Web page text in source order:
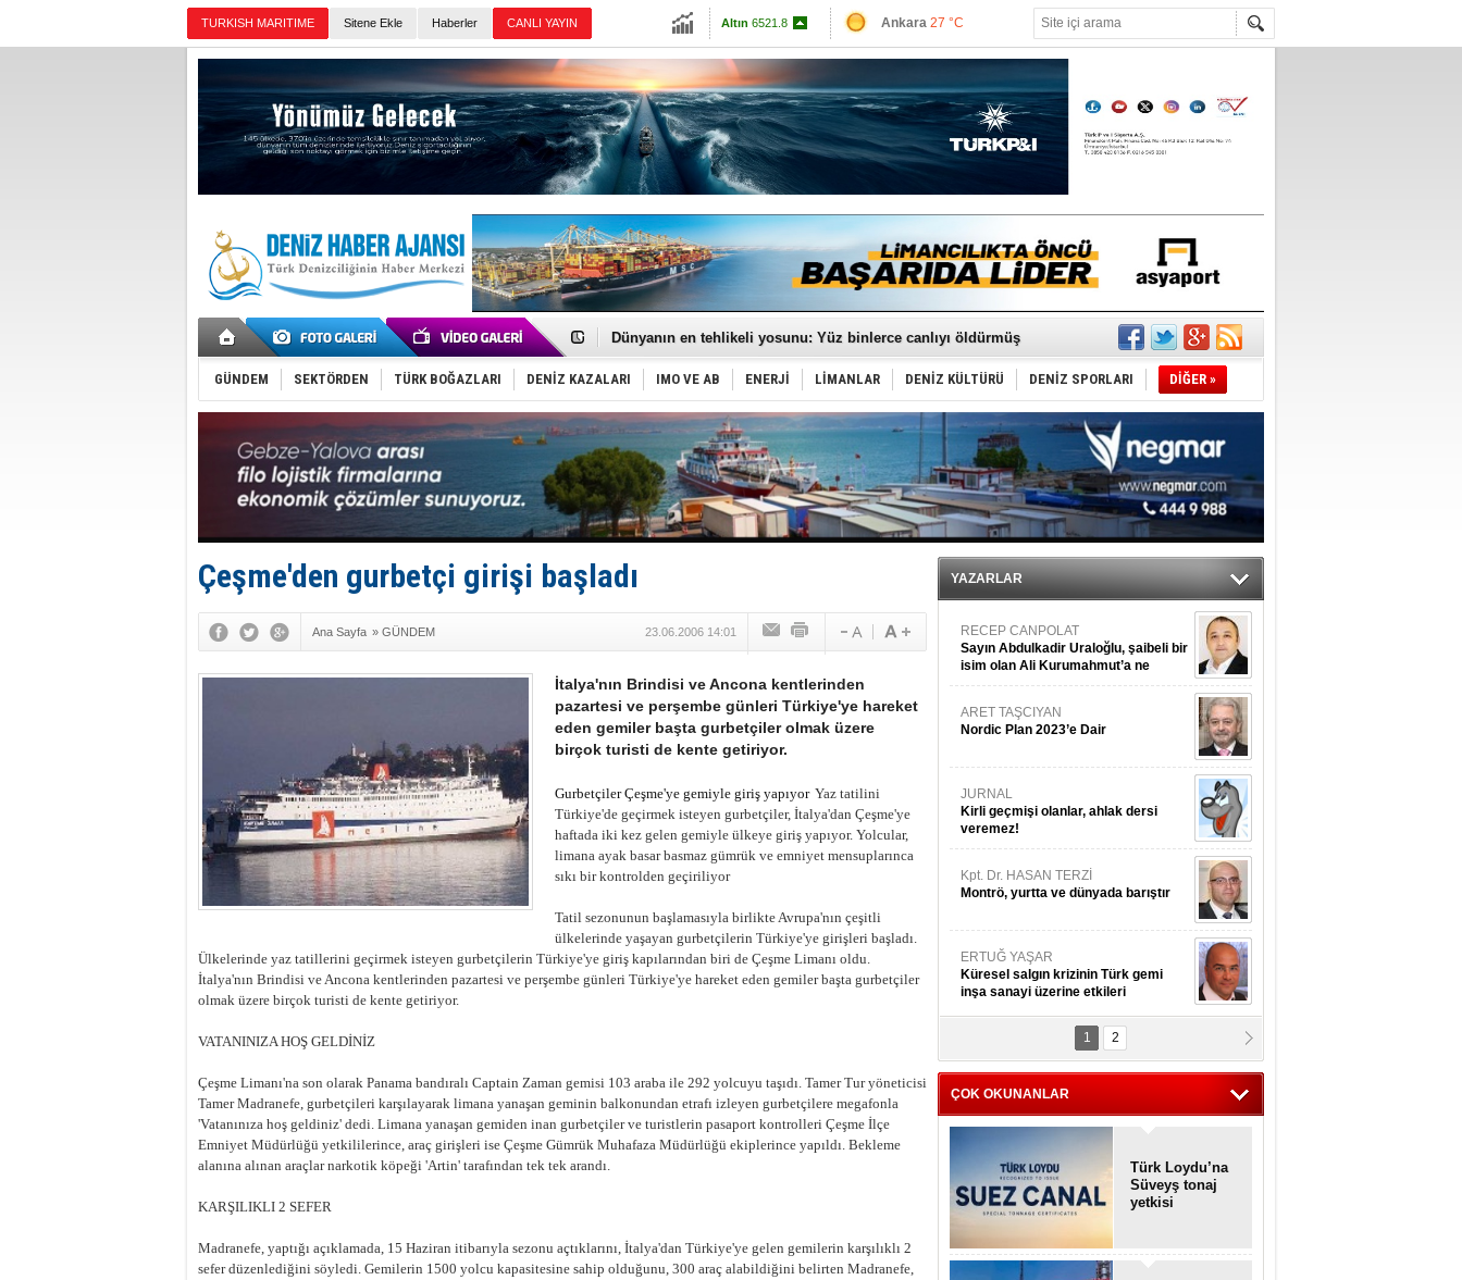
TURKISH MARITIME Sitene Ekle Haberler CANLI YAYIN
Altın 6521.8
Euro55.063
Ankara 27 °C
Antalya34 °C
Muğla 28 °C
Çanakkale 27 °C
Baltık Denizi'nde tarih yazıldı!
Dünyanın en tehlikeli yosunu: Yüz binlerce canlıyı öldürmüş
Türk Loydu’na Süveyş tonaj yetkisi
Hüseyin Mengi: “Yapay Zekâ, Ustanın yerini alamaz”
Hat-San Tersanesi’nden yüzer havuza omurga: NB26
Med Marine’e yeni Römorkör!
KOSDER’den Karadeniz için ‘Çağrı’!
Kalyoncu’dan ‘Sefer’ kararı!
Tekne, su aldı: 100 yolcu, tahliye edildi
Bacasında yangın çıkan Tanker, demirletildi
Dışişleri Bakanlığı'ndan açıklama: "Takipteyiz"
Depo ve tekneler, alevlere teslim oldu
Kruvaziyer Şirketleri işte buralara ‘Yatırım’ yapıyor
SES Yachts’tan EPOQ 36!
GÜNDEM SEKTÖRDEN TÜRK BOĞAZLARI DENİZ KAZALARI IMO VE AB ENERJİ LİMANLAR DENİZ KÜLTÜRÜ DENİZ SPORLARI DİĞER »
Çeşme'den gurbetçi girişi başladı
Ana Sayfa » GÜNDEM 23.06.2006 14:01
İtalya'nın Brindisi ve Ancona kentlerinden
pazartesi ve perşembe günleri Türkiye'ye hareket
eden gemiler başta gurbetçiler olmak üzere
birçok turisti de kente getiriyor.
Gurbetçiler Çeşme'ye gemiyle giriş yapıyor Yaz tatilini
Türkiye'de geçirmek isteyen gurbetçiler, İtalya'dan Çeşme'ye
haftada iki kez gelen gemiyle ülkeye giriş yapıyor. Yolcular,
limana ayak basar basmaz gümrük ve emniyet mensuplarınca
sıkı bir kontrolden geçiriliyor
Tatil sezonunun başlamasıyla birlikte Avrupa'nın çeşitli
ülkelerinde yaşayan gurbetçilerin Türkiye'ye girişleri başladı.
Ülkelerinde yaz tatillerini geçirmek isteyen gurbetçilerin Türkiye'ye giriş kapılarından biri de Çeşme Limanı oldu.
İtalya'nın Brindisi ve Ancona kentlerinden pazartesi ve perşembe günleri Türkiye'ye hareket eden gemiler başta gurbetçiler
olmak üzere birçok turisti de kente getiriyor.
VATANINIZA HOŞ GELDİNİZ
Çeşme Limanı'na son olarak Panama bandıralı Captain Zaman gemisi 103 araba ile 292 yolcuyu taşıdı. Tamer Tur yöneticisi
Tamer Madranefe, gurbetçileri karşılayarak limana yanaşan geminin balkonundan etrafı izleyen gurbetçilere megafonla
'Vatanınıza hoş geldiniz' dedi. Limana yanaşan gemiden inan gurbetçiler ve turistlerin pasaport kontrolleri Çeşme İlçe
Emniyet Müdürlüğü yetkililerince, araç girişleri ise Çeşme Gümrük Muhafaza Müdürlüğü ekiplerince yapıldı. Bekleme
alanına alınan araçlar narkotik köpeği 'Artin' tarafından tek tek arandı.
KARŞILIKLI 2 SEFER
Madranefe, yaptığı açıklamada, 15 Haziran itibarıyla sezonu açtıklarını, İtalya'dan Türkiye'ye gelen gemilerin karşılıklı 2
sefer düzenlediğini söyledi. Gemilerin 1500 yolcu kapasitesine sahip olduğunu, 300 araç alabildiğini belirten Madranefe,
YAZARLAR
RECEP CANPOLAT
Sayın Abdulkadir Uraloğlu, şaibeli bir
isim olan Ali Kurumahmut’a ne
danışıyorsunuz?
ARET TAŞCIYAN
Nordic Plan 2023’e Dair
JURNAL
Kirli geçmişi olanlar, ahlak dersi
veremez!
Kpt. Dr. HASAN TERZİ
Montrö, yurtta ve dünyada barıştır
ERTUĞ YAŞAR
Küresel salgın krizinin Türk gemi
inşa sanayi üzerine etkileri
Kpt. MESUT AZMİ GÖKSOY
ithafen...
1 2
ÇOK OKUNANLAR
Türk Loydu’na
Süveyş tonaj
yetkisi